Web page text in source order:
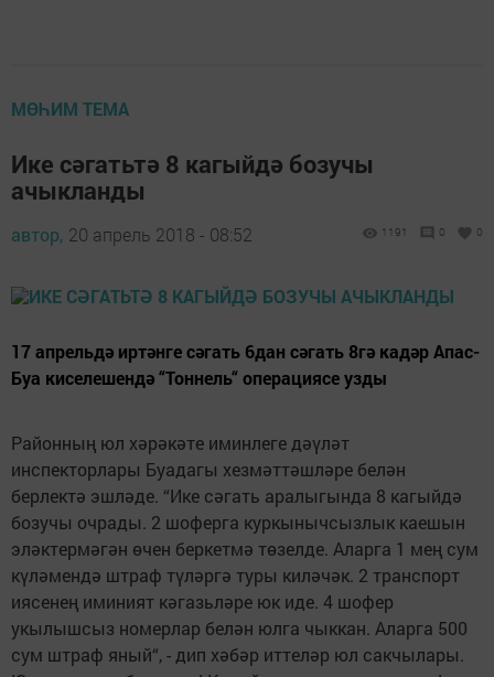
МӨҺИМ ТЕМА
Ике сәгатьтә 8 кагыйдә бозучы
ачыкланды
автор, 20 апрель 2018 - 08:52 1191 0 0
17 апрельдә иртәнге сәгать 6дан сәгать 8гә кадәр Апас-
Буа киселешендә “Тоннель“ операциясе узды
Районның юл хәрәкәте иминлеге дәүләт
инспекторлары Буадагы хезмәттәшләре белән
берлектә эшләде. “Ике сәгать аралыгында 8 кагыйдә
бозучы очрады. 2 шоферга куркынычсызлык каешын
эләктермәгән өчен беркетмә төзелде. Аларга 1 мең сум
күләмендә штраф түләргә туры киләчәк. 2 транспорт
иясенең иминият кәгазьләре юк иде. 4 шофер
укылышсыз номерлар белән юлга чыккан. Аларга 500
сум штраф яный“, - дип хәбәр иттеләр юл сакчылары.